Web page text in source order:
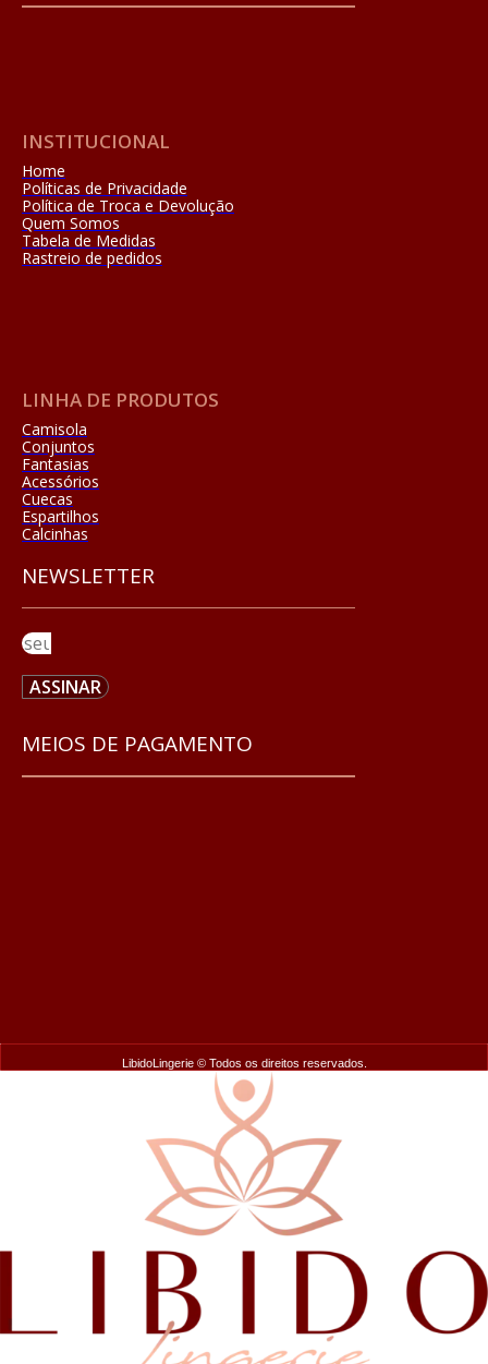
INSTITUCIONAL
Home
Políticas de Privacidade
Política de Troca e Devolução
Quem Somos
Tabela de Medidas
Rastreio de pedidos
LINHA DE PRODUTOS
Camisola
Conjuntos
Fantasias
Acessórios
Cuecas
Espartilhos
Calcinhas
NEWSLETTER
ASSINAR
MEIOS DE PAGAMENTO
LibidoLingerie © Todos os direitos reservados.